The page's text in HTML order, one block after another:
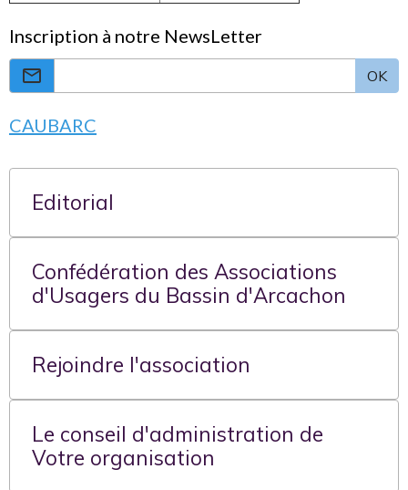
Inscription à notre NewsLetter
OK
CAUBARC
Editorial
Confédération des Associations
d'Usagers du Bassin d'Arcachon
Rejoindre l'association
Le conseil d'administration de
Votre organisation